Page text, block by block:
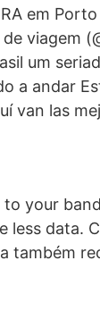
em
viagem
um
a andar
van las
your
data.
também